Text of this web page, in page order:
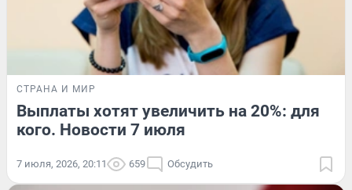
СТРАНА И МИР
Выплаты хотят увеличить на 20%: для
кого. Новости 7 июля
7 июля, 2026, 20:11 659 Обсудить